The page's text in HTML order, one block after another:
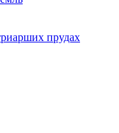
прудах